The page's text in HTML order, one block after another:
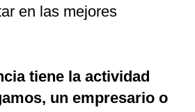
en las mejores
tiene la actividad
un empresario o